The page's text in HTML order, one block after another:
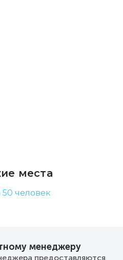
места
человек
менеджеру
предоставляются